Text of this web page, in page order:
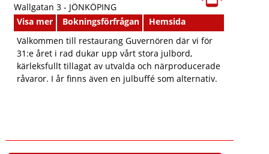
Wallgatan 3 - JÖNKÖPING
Visa mer
Bokningsförfrågan
Hemsida
Välkommen till restaurang Guvernören där vi för
31:e året i rad dukar upp vårt stora julbord,
kärleksfullt tillagat av utvalda och närproducerade
råvaror. I år finns även en julbuffé som alternativ.